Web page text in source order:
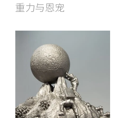
重力与恩宠